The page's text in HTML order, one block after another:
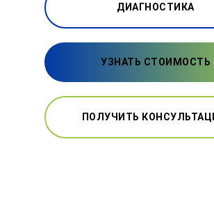
ДИАГНОСТИКА
УЗНАТЬ СТОИМОСТЬ
ПОЛУЧИТЬ